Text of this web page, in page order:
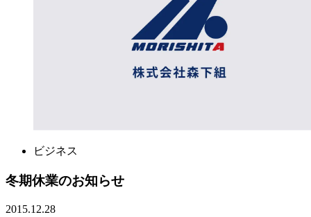
ビジネス
冬期休業のお知らせ
2015.12.28